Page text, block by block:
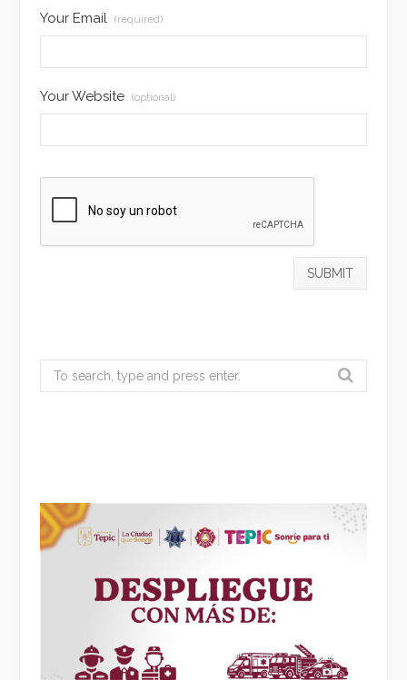
Your Email (required)
Your Website (optional)
Search
for: